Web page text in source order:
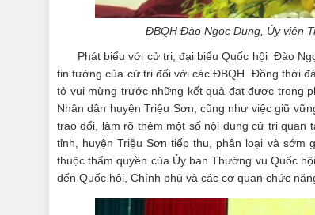
ĐBQH Đào Ngọc Dung, Ủy viên
Phát biểu với cử tri, đại biểu Quốc hội Đào
tin tưởng của cử tri đối với các ĐBQH. Đồng thời
tỏ vui mừng trước những kết quả đạt được trong
Nhân dân huyện Triệu Sơn, cũng như việc giữ
trao đổi, làm rõ thêm một số nội dung cử tri quan
tỉnh, huyện Triệu Sơn tiếp thu, phân loại và
thuộc thẩm quyền của Ủy ban Thường vụ Quốc
đến Quốc hội, Chính phủ và các cơ quan chức